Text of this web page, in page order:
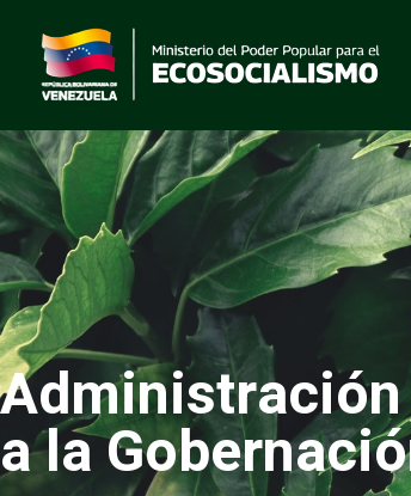
Administración
a la